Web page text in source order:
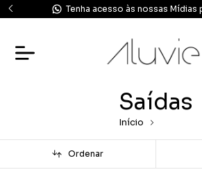
Lançamento toda Quarta-
Saídas
Início
Ordenar